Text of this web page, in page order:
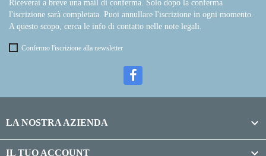
Riceverai a breve una mail di conferma. Solo dopo la conferma
l'iscrizione sarà completata. Puoi annullare l'iscrizione in ogni momento.
A questo scopo, cerca le info di contatto nelle note legali.
Confermo l'iscrizione alla newsletter
LA NOSTRA AZIENDA 
IL TUO ACCOUNT